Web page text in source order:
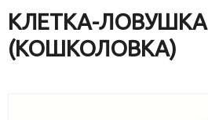
КЛЕТКА-ЛОВУШКА
(КОШКОЛОВКА)